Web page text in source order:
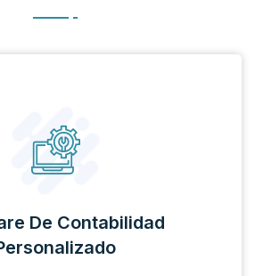
De Contabilidad